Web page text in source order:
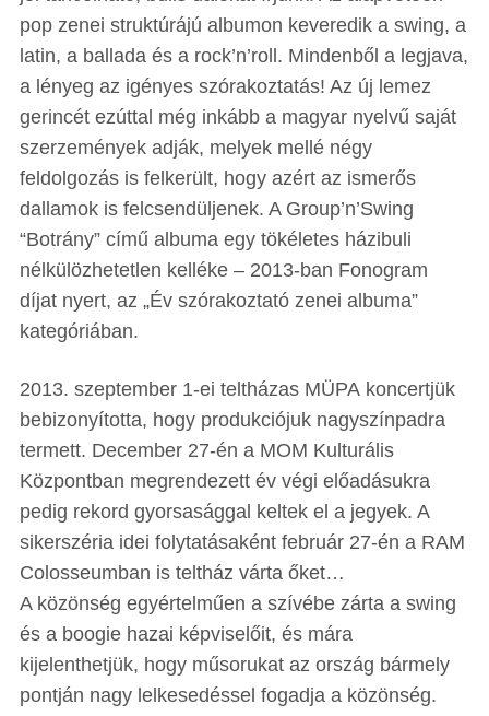
pop zenei struktúrájú albumon keveredik a swing, a
latin, a ballada és a rock’n’roll. Mindenből a legjava,
a lényeg az igényes szórakoztatás! Az új lemez
gerincét ezúttal még inkább a magyar nyelvű saját
szerzemények adják, melyek mellé négy
feldolgozás is felkerült, hogy azért az ismerős
dallamok is felcsendüljenek. A Group’n’Swing
“Botrány” című albuma egy tökéletes házibuli
nélkülözhetetlen kelléke – 2013-ban Fonogram
díjat nyert, az „Év szórakoztató zenei albuma”
kategóriában.
2013. szeptember 1-ei teltházas MÜPA koncertjük
bebizonyította, hogy produkciójuk nagyszínpadra
termett. December 27-én a MOM Kulturális
Központban megrendezett év végi előadásukra
pedig rekord gyorsasággal keltek el a jegyek. A
sikerszéria idei folytatásaként február 27-én a RAM
Colosseumban is teltház várta őket…
A közönség egyértelműen a szívébe zárta a swing
és a boogie hazai képviselőit, és mára
kijelenthetjük, hogy műsorukat az ország bármely
pontján nagy lelkesedéssel fogadja a közönség.